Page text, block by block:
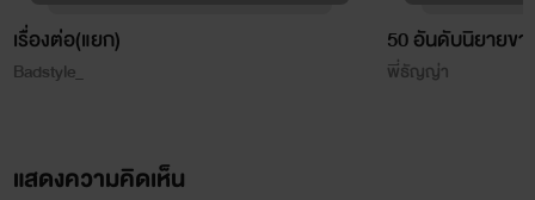
เรื่องต่อ(แยก)
Badstyle_
50 อันดับนิยายข
พี่ธัญญ่า
แสดงความคิดเห็น